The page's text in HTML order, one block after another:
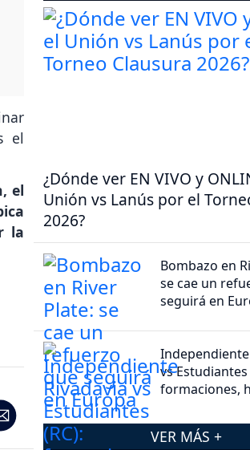
el
el
la
¿Dónde ver EN VIVO y
Unión vs Lanús por el
2026?
Bombazo en
se cae un
seguirá en
vs Estudiantes
formaciones,
VER MÁS +